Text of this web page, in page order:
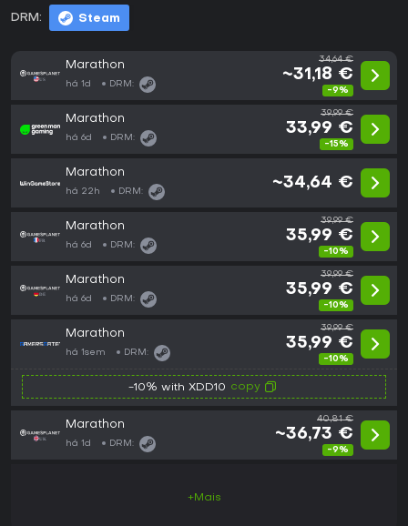
DRM: Steam
Marathon
há 1d DRM:
34,64 €
~31,18 €
-9%
Marathon
há 6d DRM:
39,99 €
33,99 €
-15%
Marathon
há 22h DRM:
~34,64 €
Marathon
há 6d DRM:
39,99 €
35,99 €
-10%
Marathon
há 6d DRM:
39,99 €
35,99 €
-10%
Marathon
há 1sem DRM:
39,99 €
35,99 €
-10%
-10% with XDD10 copy
Marathon
há 1d DRM:
40,81 €
~36,73 €
-9%
+Mais